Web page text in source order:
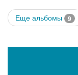
Еще альбомы 9